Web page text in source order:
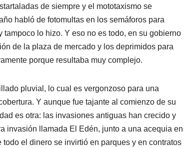
de siempre y el mototaxismo se
habló de fotomultas en los semáforos para
lo hizo. Y eso no es todo, en su gobierno
de la plaza de mercado y los deprimidos para
porque resultaba muy complejo.
pluvial, lo cual es vergonzoso para una
Y aunque fue tajante al comienzo de su
es otra: las invasiones antiguas han crecido y
invasión llamada El Edén, junto a una acequia en
el dinero se invirtió en parques y en contratos